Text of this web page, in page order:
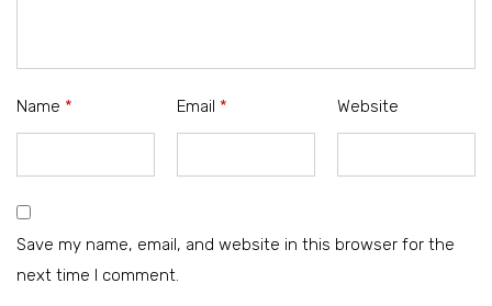
Name * Email * Website
Save my name, email, and website in this browser for the
next time I comment.